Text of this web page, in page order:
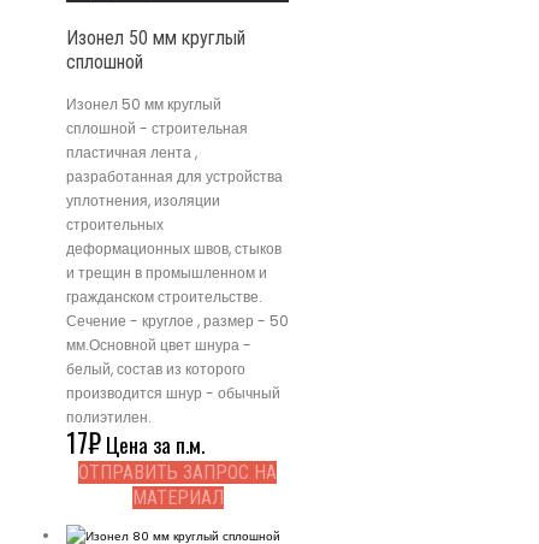
Изонел 50 мм круглый
сплошной
Изонел 50 мм круглый
сплошной - строительная
пластичная лента ,
разработанная для устройства
уплотнения, изоляции
строительных
деформационных швов, стыков
и трещин в промышленном и
гражданском строительстве.
Сечение - круглое , размер - 50
мм.Основной цвет шнура -
белый, состав из которого
производится шнур - обычный
полиэтилен.
17₽Цена за п.м.
ОТПРАВИТЬ ЗАПРОС НА
МАТЕРИАЛ